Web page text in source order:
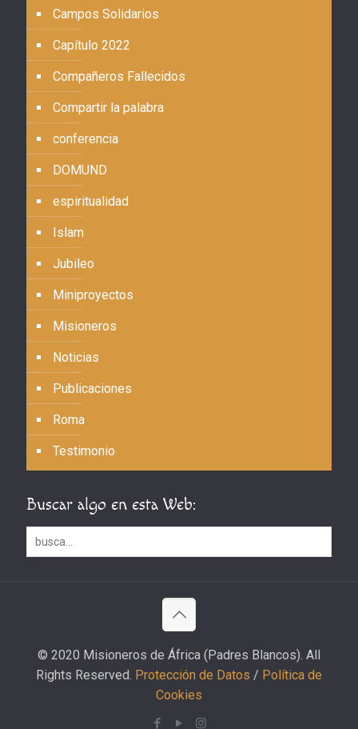
Campos Solidarios
Capítulo 2022
Compañeros Fallecidos
Compartir la palabra
conferencia
DOMUND
espiritualidad
Islam
Jubileo
Miniproyectos
Misioneros
Noticias
Publicaciones
Roma
Testimonio
Buscar algo en esta Web:
© 2020 Misioneros de África (Padres Blancos). All
Rights Reserved. Protección de Datos / Política de
Cookies